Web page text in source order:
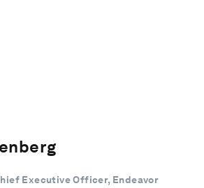
Executive Officer, Endeavor